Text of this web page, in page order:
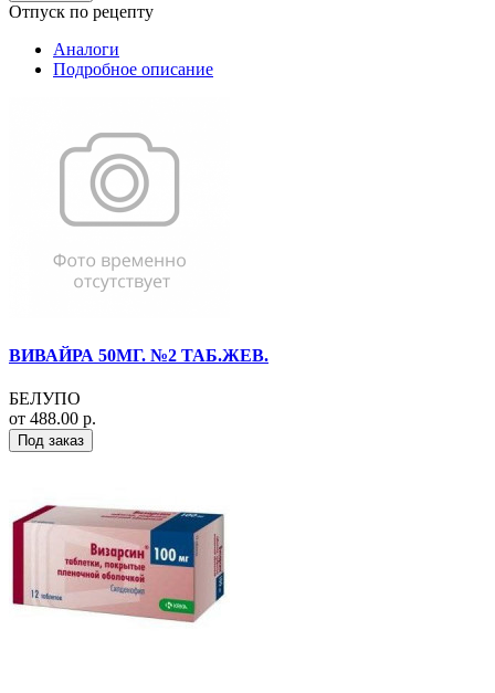
Отпуск по рецепту
Аналоги
Подробное описание
ВИВАЙРА 50МГ. №2 ТАБ.ЖЕВ.
БЕЛУПО
от 488.00 р.
Под заказ